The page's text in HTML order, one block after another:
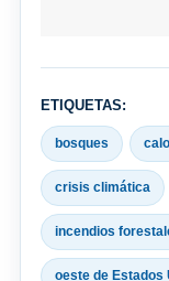
ETIQUETAS:
bosques
crisis climática
incendios
oeste de Estados